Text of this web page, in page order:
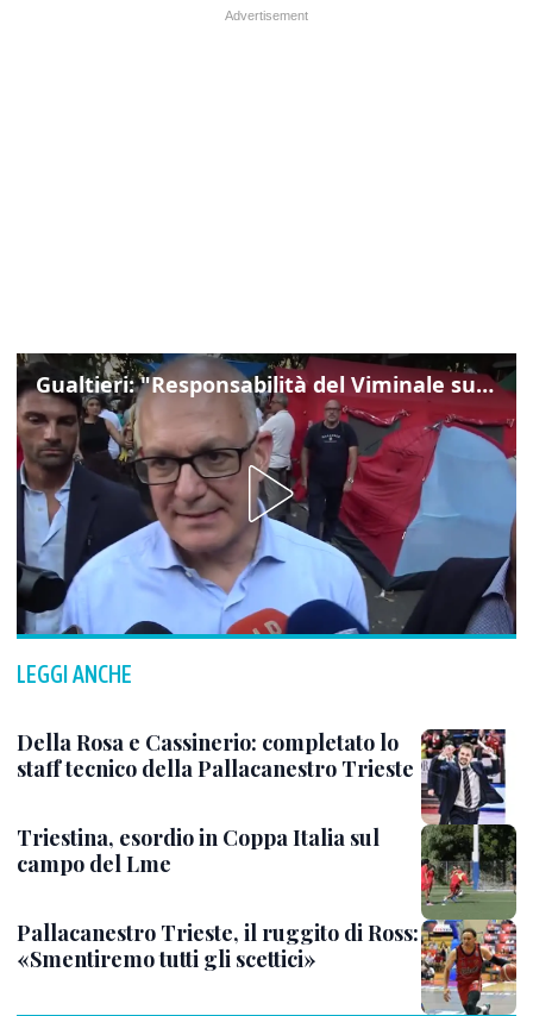
Gualtieri: "Responsabilità del Viminale su Spin Time? La posizione dei partiti è nota"
LEGGI ANCHE
Della Rosa e Cassinerio: completato lo
staff tecnico della Pallacanestro Trieste
Triestina, esordio in Coppa Italia sul
campo del Lme
Pallacanestro Trieste, il ruggito di Ross:
«Smentiremo tutti gli scettici»